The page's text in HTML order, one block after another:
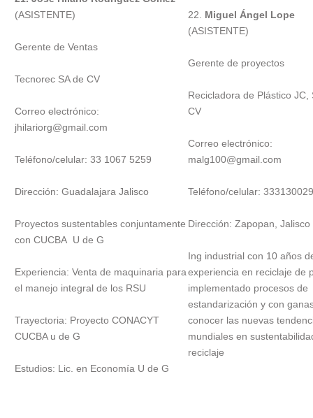
(ASISTENTE)
Gerente de Ventas
Tecnorec SA de CV
Correo electrónico:
jhilariorg@gmail.com
Teléfono/celular: 33 1067 5259
Dirección: Guadalajara Jalisco
Proyectos sustentables conjuntamente
con CUCBA U de G
Experiencia: Venta de maquinaria para
el manejo integral de los RSU
Trayectoria: Proyecto CONACYT
CUCBA u de G
Estudios: Lic. en Economía U de G
22. Miguel Ángel Lope
(ASISTENTE)
Gerente de proyectos
Recicladora de Plástico JC,
CV
Correo electrónico:
malg100@gmail.com
Teléfono/celular:
Dirección: Zapopan, Jalisco
Ing industrial con 10 años
experiencia en reciclaje de
implementado procesos de
estandarización y con
conocer las nuevas
mundiales en
reciclaje